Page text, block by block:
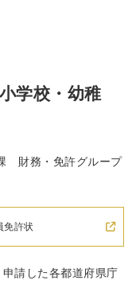
学校・幼稚
財務・免許グループ
免許状
請した各都道府県庁